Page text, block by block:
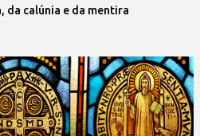
da calúnia e da mentira